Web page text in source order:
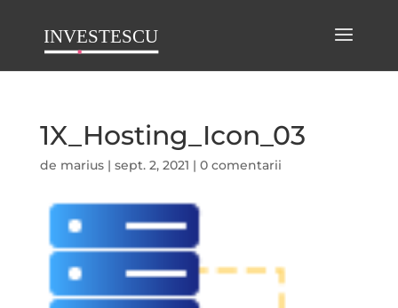
1X_Hosting_Icon_03
de marius| sept. 2, 2021 | 0 comentarii